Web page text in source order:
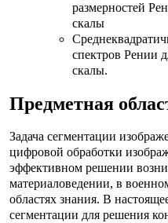
размерностей
скалы
спектров Рении
скалы.
Предметная
Задача сегментации
цифровой обработки
эффективном решении
материаловедении, в
областях знания. В
сегментации для решения